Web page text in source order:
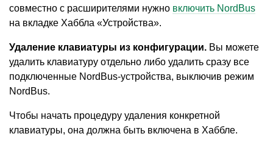
совместно с расширителями нужно включить NordBus
на вкладке Хаббла «Устройства».
Удаление клавиатуры из конфигурации. Вы можете
удалить клавиатуру отдельно либо удалить сразу все
подключенные NordBus-устройства, выключив режим
NordBus.
Чтобы начать процедуру удаления конкретной
клавиатуры, она должна быть включена в Хаббле.